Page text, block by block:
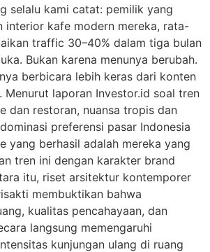
selalu kami catat: pemilik yang
interior kafe modern mereka, rata-
traffic 30–40% dalam tiga bulan
Bukan karena menunya berubah.
berbicara lebih keras dari konten
Menurut laporan Investor.id soal tren
dan restoran, nuansa tropis dan
preferensi pasar Indonesia
yang berhasil adalah mereka yang
tren ini dengan karakter brand
itu, riset arsitektur kontemporer
membuktikan bahwa
kualitas pencahayaan, dan
langsung memengaruhi
kunjungan ulang di ruang